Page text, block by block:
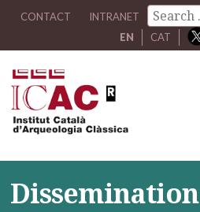
CONTACT INTRANET
EN
CAT
Dissemination